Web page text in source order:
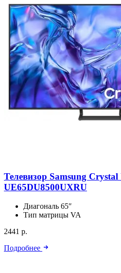
Телевизор Samsung
UE65DU8500UXRU
Диагональ 65″
Тип матрицы VA
2441 р.
Подробнее